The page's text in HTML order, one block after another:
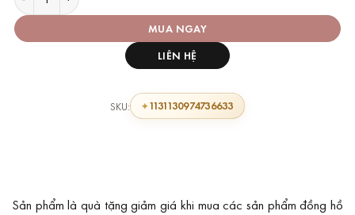
MUA NGAY
LIÊN HỆ
SKU: 1131130974736633
Sản phẩm là quà tặng giảm giá khi mua các sản phẩm đồng hồ